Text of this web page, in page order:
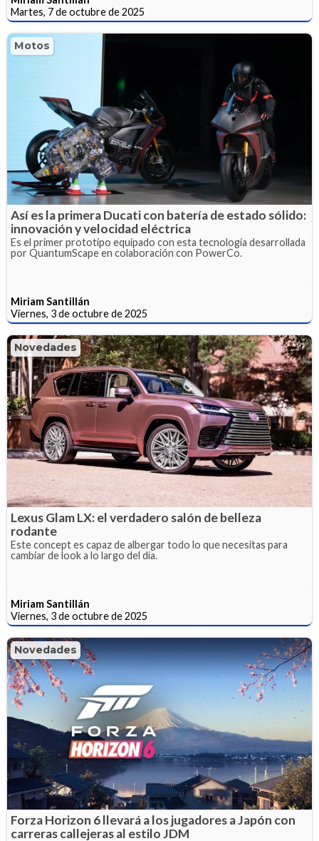
Martes, 7 de octubre de 2025
Motos
Así es la primera Ducati con batería de estado sólido:
innovación y velocidad eléctrica
Es el primer prototipo equipado con esta tecnología desarrollada
por QuantumScape en colaboración con PowerCo.
Miriam Santillán
Viernes, 3 de octubre de 2025
Novedades
Lexus Glam LX: el verdadero salón de belleza
rodante
Este concept es capaz de albergar todo lo que necesitas para
cambiar de look a lo largo del día.
Miriam Santillán
Viernes, 3 de octubre de 2025
Novedades
Forza Horizon 6 llevará a los jugadores a Japón con
carreras callejeras al estilo JDM